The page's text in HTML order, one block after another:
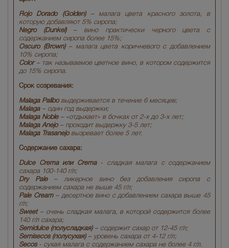
Rojo Dorado (Golden)
– малага цвета красного золота, в
которую добавляют 5% сиропа;
Negro (Dunkel) – вино практически черного цвета с
содержанием сиропа более 15%;
Oscuro (Brown)– малага цвета коричневого с добавлением
10% сиропа;
Color – так называемое цветное вино, в котором содержится
до 15% сиропа.
Срок созревания:
Malaga Paliboвыдерживается в течение 6 месяцев;
Malaga– один год выдержки;
Malaga Noble– «отдыхает» в бочках от 2-х до 3-х лет;
Malaga Anejo – проходит выдержку 3-5 лет;
Malaga Trasanejo вызревает более 5 лет.
Содержание сахара:
Dulce Crema или Crema- сладкая малага с содержанием
сахара 100-140 г/л;
Dry Pale– ликерное вино без добавления сиропа с
содержанием сахара не выше 45 г/л;
Pale Cream– десертное вино с добавлением сахара выше 45
г/л;
Sweet– очень сладкая малага, в которой содержится более
140 г/л сахара;
Semidulce (полусладкая)– содержит сахар от 12-45 г/л;
Semisecos (полусухая)– уровень сахара от 4-12 г/л;
Secos - сухая малага с содержанием сахара не более 4 г/л.